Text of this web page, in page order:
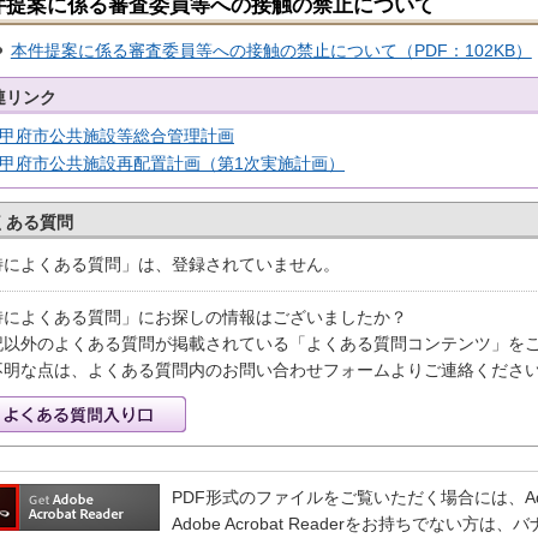
提案に係る審査委員等への接触の禁止について
本件提案に係る審査委員等への接触の禁止について（PDF：102KB）
リンク
甲府市公共施設等総合管理計画
甲府市公共施設再配置計画（第1次実施計画）
ある質問
よくある質問」は、登録されていません。
よくある質問」にお探しの情報はございましたか？
以外のよくある質問が掲載されている「よくある質問コンテンツ」を
明な点は、よくある質問内のお問い合わせフォームよりご連絡くださ
PDF形式のファイルをご覧いただく場合には、
Adobe Acrobat Readerをお持ちでない方は、